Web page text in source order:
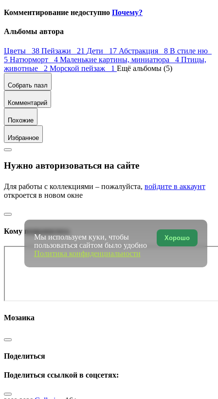
Комментирование недоступно Почему?
Альбомы автора
Цветы 38 Пейзажи 21 Дети 17 Абстракция 8 В стиле ню
5 Натюрморт 4 Маленькие картины, миниатюра 4 Птицы,
животные 2 Морской пейзаж 1 Ещё альбомы (5)
Собрать пазл
Комментарий
Похожие
Избранное
Нужно авторизоваться на сайте
Для работы с коллекциями – пожалуйста, войдите в аккаунт
откроется в новом окне
Кому понравилось
Мозаика
Поделиться
Поделиться ссылкой в соцсетях:
Хорошо
Мы используем куки, чтобы
пользоваться сайтом было удобно
Политика конфиденциальности